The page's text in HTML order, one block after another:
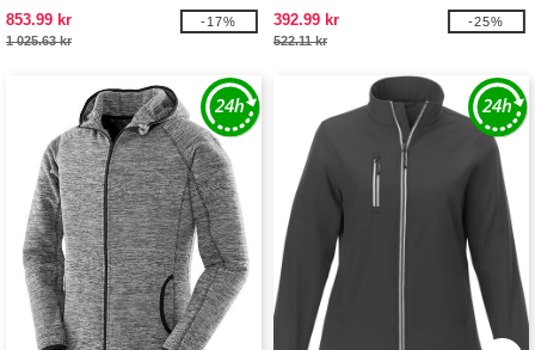
853.99 kr
1 025.63 kr
-17% 392.99 kr
522.11 kr
-25%